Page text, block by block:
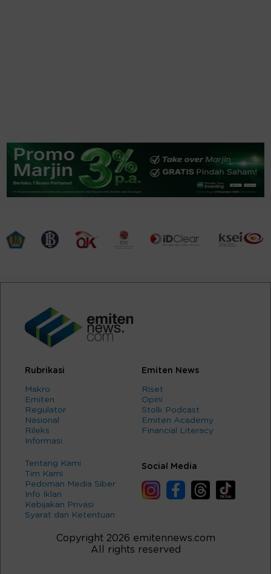
Rubrikasi
Makro
Emiten
Regulator
Nasional
Rileks
Informasi
Emiten News
Riset
Opini
Stolk Podcast
Emiten Academy
Financial Literacy
Tentang Kami
Tim Kami
Pedoman Media Siber
Info Iklan
Kebijakan Privasi
Syarat dan Ketentuan
Social Media
Copyright 2026 emitennews.com
All rights reserved